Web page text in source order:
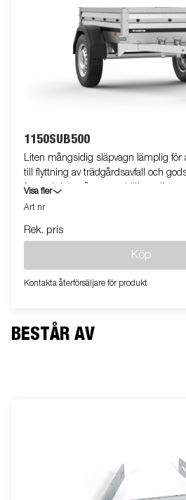
1150SUB500
Liten mångsidig släpvagn lämplig för
till flyttning av trädgårdsavfall och
formad dragstång som hjälper dig att
destination. Den är utrustad med tipp
stående. Stort tillbehörsprogram.
Visa fler
Art nr
Rek. pris
Köp
Kontakta återförsäljare för produkt
BESTÅR AV